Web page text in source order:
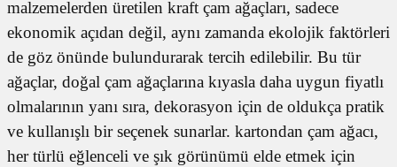
Masura Kapaklı
Kutular
malzemelerden üretilen kraft çam ağaçları, sadece
ekonomik açıdan değil, aynı zamanda ekolojik faktörleri
de göz önünde bulundurarak tercih edilebilir. Bu tür
ağaçlar, doğal çam ağaçlarına kıyasla daha uygun fiyatlı
olmalarının yanı sıra, dekorasyon için de oldukça pratik
ve kullanışlı bir seçenek sunarlar. kartondan çam ağacı,
her türlü eğlenceli ve şık görünümü elde etmek için